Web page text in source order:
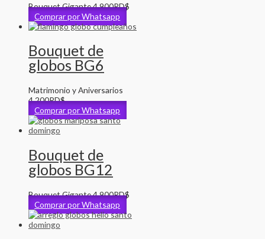
Bouquet Gigante4,900RD$
Comprar por Whatsapp
Bouquet de
globos BG6
Matrimonio y Aniversarios
4,200RD$
Comprar por Whatsapp
Bouquet de
globos BG12
Bouquet Gigante4,900RD$
Comprar por Whatsapp